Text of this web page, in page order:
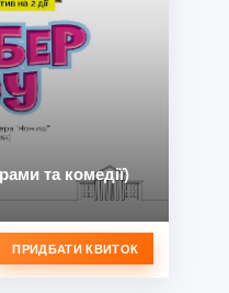
та комедії)
ПРИДБАТИ КВИТОК